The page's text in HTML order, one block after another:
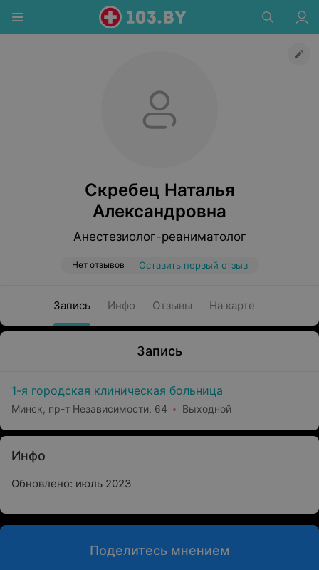
Скребец Наталья
Александровна
Анестезиолог-реаниматолог
Нет отзывов Оставить первый отзыв
Запись Инфо Отзывы На карте
Запись
1-я городская клиническая больница
Минск, пр-т Независимости, 64 Выходной
Инфо
Обновлено: июль 2023
Поделитесь мнением